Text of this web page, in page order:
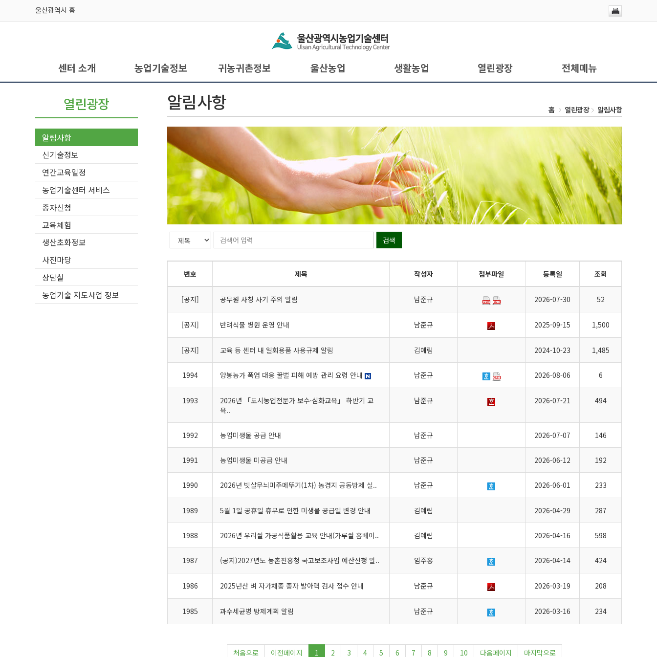
본문 바로가기
주 메뉴 바로가기울산광역시 홈
센터 소개 농업기술정보 귀농귀촌정보 울산농업 생활농업 열린광장 전체메뉴
열린광장
알림사항
신기술정보
연간교육일정
농업기술센터 서비스
종자신청
교육체험
생산초화정보
사진마당
상담실
농업기술 지도사업 정보
홈 열린광장 알림사항
알림사항
검색
번호 제목 작성자 첨부파일 등록일 조회
[공지] 공무원 사칭 사기 주의 알림 남준규 2026-07-30 52
[공지] 반려식물 병원 운영 안내 남준규 2025-09-15 1,500
[공지] 교육 등 센터 내 일회용품 사용규제 알림 김예림 2024-10-23 1,485
1994 양봉농가 폭염 대응 꿀벌 피해 예방 관리 요령 안내 남준규 2026-08-06 6
1993
2026년 「도시농업전문가 보수·심화교육」 하반기 교
육..
남준규 2026-07-21 494
1992 농업미생물 공급 안내 남준규 2026-07-07 146
1991 농업미생물 미공급 안내 남준규 2026-06-12 192
1990 2026년 빗살무늬미주메뚜기(1차) 농경지 공동방제 실.. 남준규 2026-06-01 233
1989 5월 1일 공휴일 휴무로 인한 미생물 공급일 변경 안내 김예림 2026-04-29 287
1988 2026년 우리쌀 가공식품활용 교육 안내(가루쌀 홈베이.. 김예림 2026-04-16 598
1987 (공지)2027년도 농촌진흥청 국고보조사업 예산신청 알.. 임주홍 2026-04-14 424
1986 2025년산 벼 자가채종 종자 발아력 검사 접수 안내 남준규 2026-03-19 208
1985 과수세균병 방제계획 알림 남준규 2026-03-16 234
처음으로 이전페이지 1 2 3 4 5 6 7 8 9 10 다음페이지 마지막으로